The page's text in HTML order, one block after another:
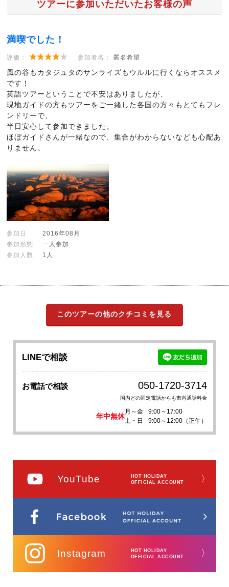
ツアーに参加いただいたお客様の声
満喫でした！
評価： 参加者名： 匿名希望
風の谷もカタジュタのサンライズもウルルに行くならオススメ
です！
英語ツアーということで不安はありましたが、
現地ガイドの方もツアーをご一緒した各国の方々もとてもフレ
ンドリーで、
半日安心して参加できました。
ほぼガイドさんが一緒なので、集合がわからないなども心配あ
りません。
参加日
2016年08月
参加形態
一人参加
参加人数
1人
このツアーの他のクチコミを見る
LINEで相談
お電話で相談 050-1720-3714
国内どの固定電話からも市内通話料金
年中無休
月～金
9:00～17:00
土・日
9:00～12:00（正午）
YouTube
HOT HOLIDAY
OFFICIAL ACCOUNT
〉
Instagram
HOT HOLIDAY
OFFICIAL ACCOUNT
〉